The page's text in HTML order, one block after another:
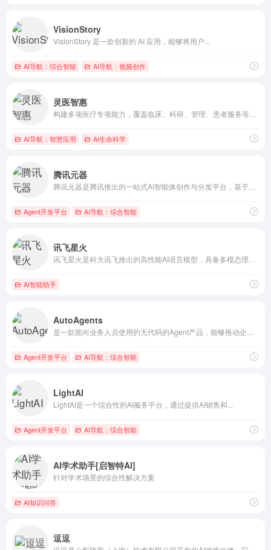
VisionStory
VisionStory 是一款创新的 AI 应用，能够将用户...
AI导航：综合智能 AI导航：视频创作
灵医智惠
AI导航：智慧应用 AI生命科学
腾讯元器
Agent开发平台 AI导航：综合智能
讯飞星火
AI智能助手
AutoAgents
Agent开发平台 AI导航：综合智能
LightAI
LightAI是一个综合性的AI服务平台，通过提供AI销售和...
Agent开发平台 AI导航：综合智能
AI学术助手[启智特AI]
针对学术场景的综合性解决方案
AI知识问答
逗逗